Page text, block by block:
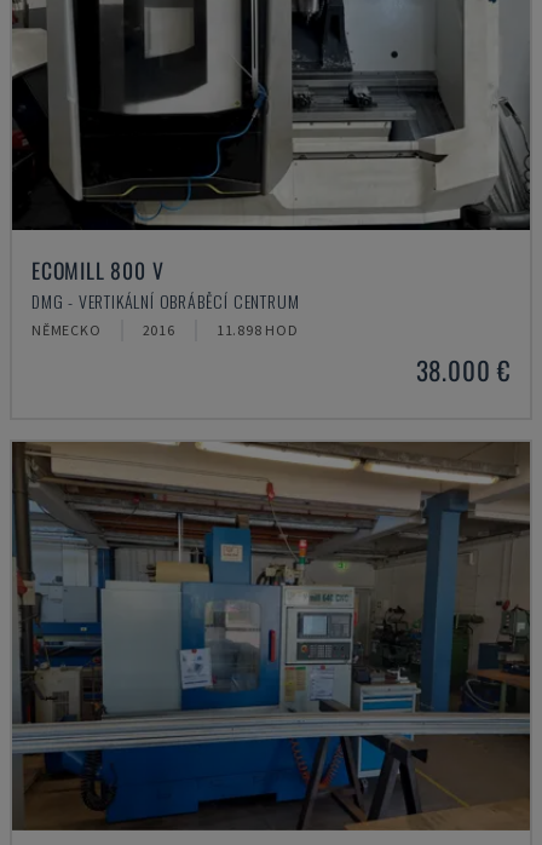
ECOMILL 800 V
DMG - VERTIKÁLNÍ OBRÁBĚCÍ CENTRUM
NĚMECKO 2016 11.898 HOD
38.000 €